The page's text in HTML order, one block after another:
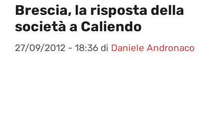
Brescia, la risposta della
società a Caliendo
27/09/2012 - 18:36 di Daniele Andronaco